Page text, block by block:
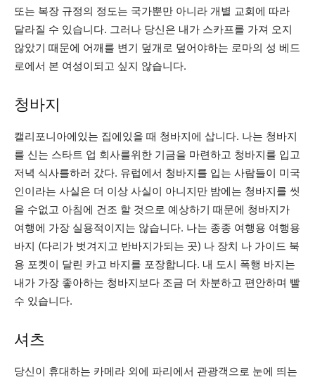
또는 복장 규정의 정도는 국가뿐만 아니라 개별 교회에 따라
달라질 수 있습니다. 그러나 당신은 내가 스카프를 가져 오지
않았기 때문에 어깨를 변기 덮개로 덮어야하는 로마의 성 베드
로에서 본 여성이되고 싶지 않습니다.
청바지
캘리포니아에있는 집에있을 때 청바지에 삽니다. 나는 청바지
를 신는 스타트 업 회사를위한 기금을 마련하고 청바지를 입고
저녁 식사를하러 갔다. 유럽에서 청바지를 입는 사람들이 미국
인이라는 사실은 더 이상 사실이 아니지만 밤에는 청바지를 씻
을 수없고 아침에 건조 할 것으로 예상하기 때문에 청바지가
여행에 가장 실용적이지는 않습니다. 나는 종종 여행용 여행용
바지 (다리가 벗겨지고 반바지가되는 곳) 나 장치 나 가이드 북
용 포켓이 달린 카고 바지를 포장합니다. 내 도시 폭행 바지는
내가 가장 좋아하는 청바지보다 조금 더 차분하고 편안하며 빨
수 있습니다.
셔츠
당신이 휴대하는 카메라 외에 파리에서 관광객으로 눈에 띄는